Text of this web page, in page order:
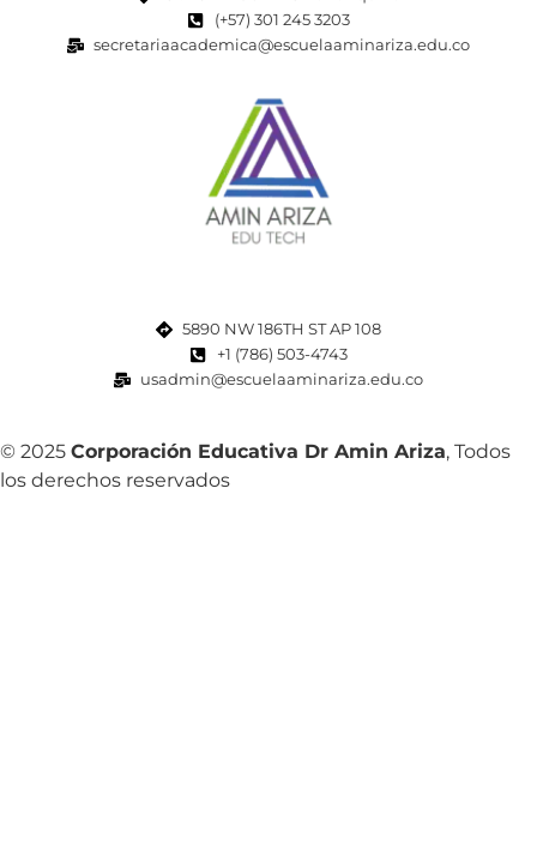
(+57) 301 245 3203
secretariaacademica@escuelaaminariza.edu.co
5890 NW 186TH ST AP 108
+1 (786) 503-4743
usadmin@escuelaaminariza.edu.co
© 2025 Corporación Educativa Dr Amin Ariza, Todos
los derechos reservados